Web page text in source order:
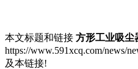
本文标题和链接 方形工业吸尘
https://www.591xcq.com/news/
及本链接!